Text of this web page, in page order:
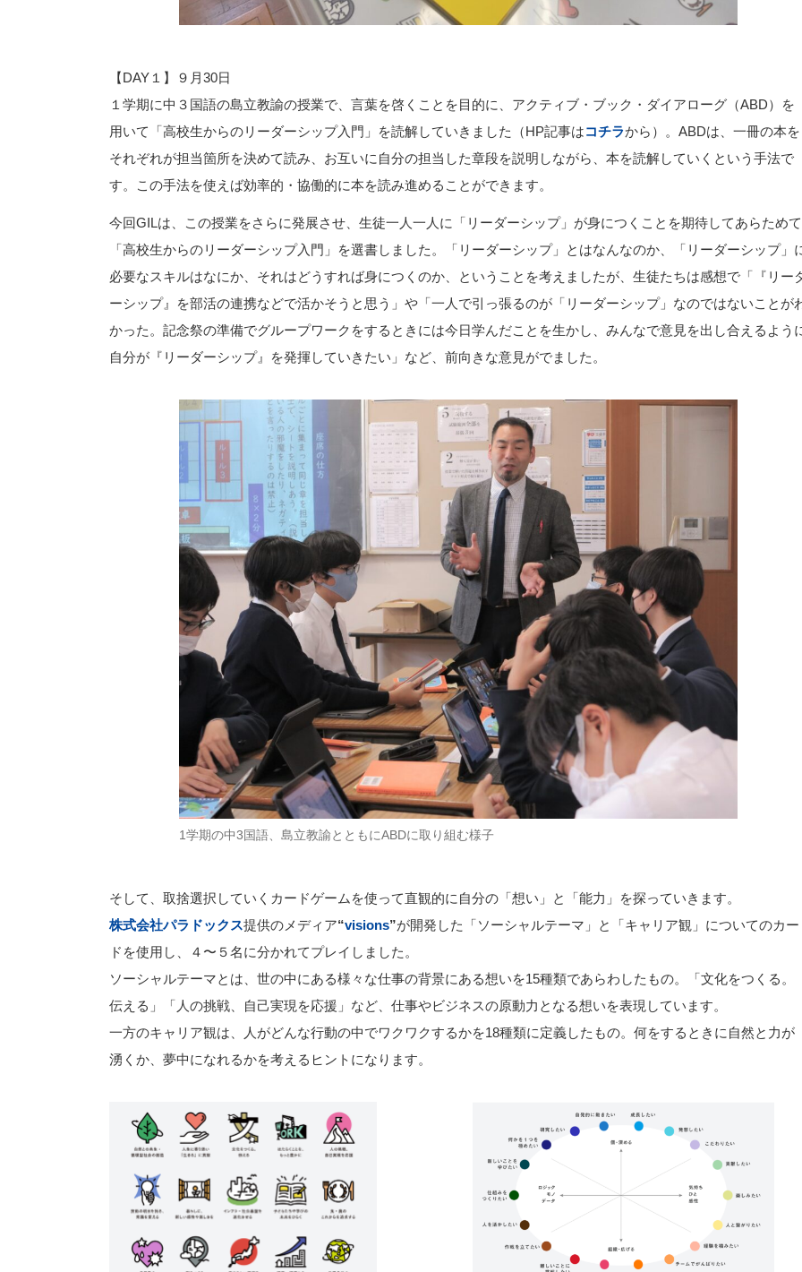
【DAY１】９月30日
１学期に中３国語の島立教諭の授業で、言葉を啓くことを目的に、アクティブ・ブック・ダイアローグ（ABD）を
用いて「高校生からのリーダーシップ入門」を読解していきました（HP記事はコチラから）。ABDは、一冊の本を
それぞれが担当箇所を決めて読み、お互いに自分の担当した章段を説明しながら、本を読解していくという手法で
す。この手法を使えば効率的・協働的に本を読み進めることができます。
今回GILは、この授業をさらに発展させ、生徒一人一人に「リーダーシップ」が身につくことを期待してあらためて
「高校生からのリーダーシップ入門」を選書しました。「リーダーシップ」とはなんなのか、「リーダーシップ」
必要なスキルはなにか、それはどうすれば身につくのか、ということを考えましたが、生徒たちは感想で「『リー
ーシップ』を部活の連携などで活かそうと思う」や「一人で引っ張るのが「リーダーシップ」なのではないことが
かった。記念祭の準備でグループワークをするときには今日学んだことを生かし、みんなで意見を出し合えるよう
自分が『リーダーシップ』を発揮していきたい」など、前向きな意見がでました。
1学期の中3国語、島立教諭とともにABDに取り組む様子
そして、取捨選択していくカードゲームを使って直観的に自分の「想い」と「能力」を探っていきます。
株式会社パラドックス提供のメディア“visions”が開発した「ソーシャルテーマ」と「キャリア観」についてのカー
ドを使用し、４〜５名に分かれてプレイしました。
ソーシャルテーマとは、世の中にある様々な仕事の背景にある想いを15種類であらわしたもの。「文化をつくる。
伝える」「人の挑戦、自己実現を応援」など、仕事やビジネスの原動力となる想いを表現しています。
一方のキャリア観は、人がどんな行動の中でワクワクするかを18種類に定義したもの。何をするときに自然と力が
湧くか、夢中になれるかを考えるヒントになります。